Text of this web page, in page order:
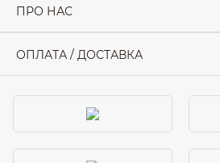
ПРО НАС
ОПЛАТА / ДОСТАВКА